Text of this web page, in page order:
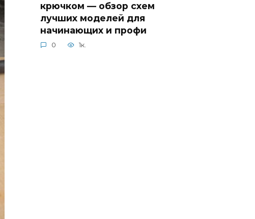
крючком — обзор схем
лучших моделей для
начинающих и профи
0 1к.